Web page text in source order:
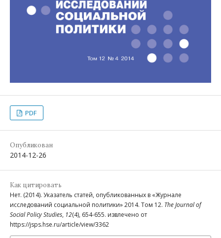
PDF
Опубликован
2014-12-26
Как цитировать
Нет. (2014). Указатель статей, опубликованных в «Журнале
исследований социальной политики» 2014. Том 12. The Journal of
Social Policy Studies, 12(4), 654-655. извлечено от
https://jsps.hse.ru/article/view/3362